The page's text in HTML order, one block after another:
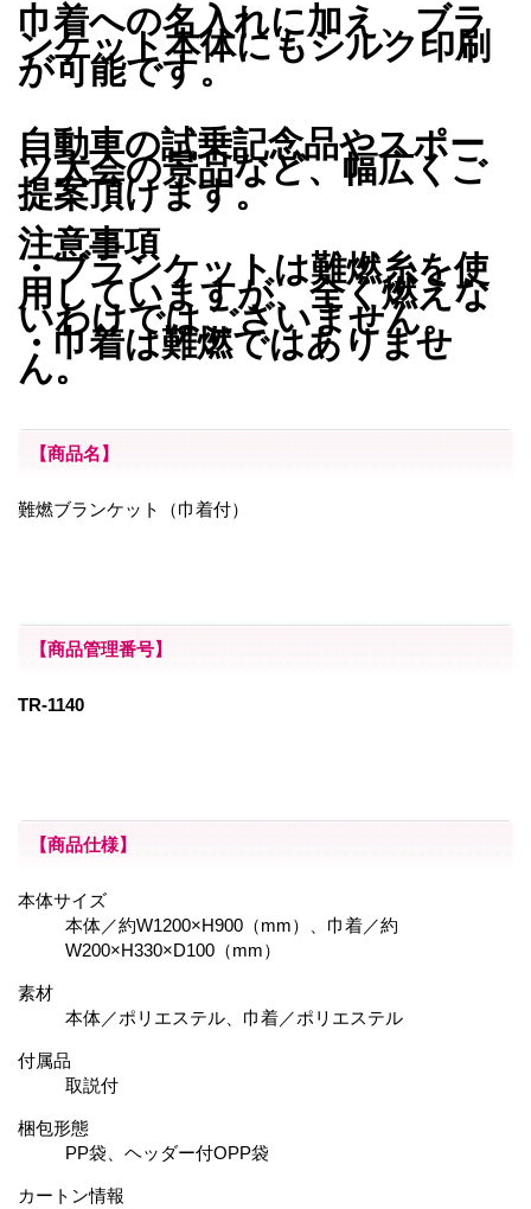
巾着への名入れに加え、ブラ
ンケット本体にもシルク印刷
が可能です。
自動車の試乗記念品やスポー
ツ大会の景品など、幅広くご
提案頂けます。
注意事項
・ブランケットは難燃糸を使
用していますが、全く燃えな
いわけではございません。
・巾着は難燃ではありませ
ん。
【商品名】
難燃ブランケット（巾着付）
【商品管理番号】
TR-1140
【商品仕様】
本体サイズ
本体／約W1200×H900（mm）、巾着／約
W200×H330×D100（mm）
素材
本体／ポリエステル、巾着／ポリエステル
付属品
取説付
梱包形態
PP袋、ヘッダー付OPP袋
カートン情報